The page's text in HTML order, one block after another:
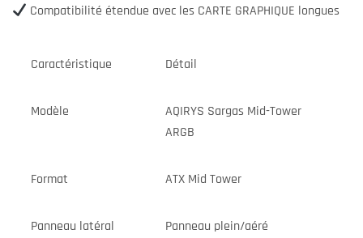
Compatibilité étendue avec les CARTE GRAPHIQUE longues
Caractéristique Détail
Modèle
AQIRYS Sargas Mid-Tower
ARGB
Format ATX Mid Tower
Panneau latéral Panneau plein/aéré